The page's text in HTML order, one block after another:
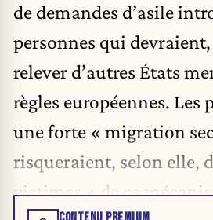
de demandes d’asile
personnes qui
relever d’autres États
règles européennes. Les
une forte « migration
risqueraient, selon elle,
victimes » de ce